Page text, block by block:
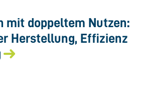
mit doppeltem Nutzen:
Herstellung, Effizienz